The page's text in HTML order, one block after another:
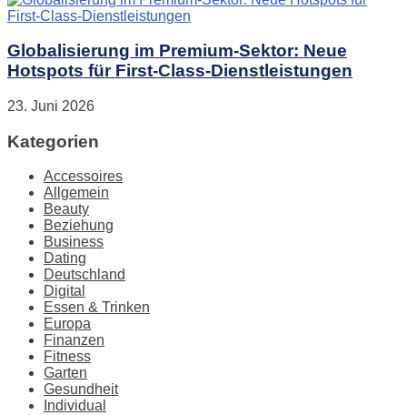
Globalisierung im Premium-Sektor: Neue
Hotspots für First-Class-Dienstleistungen
23. Juni 2026
Kategorien
Accessoires
Allgemein
Beauty
Beziehung
Business
Dating
Deutschland
Digital
Essen & Trinken
Europa
Finanzen
Fitness
Garten
Gesundheit
Individual